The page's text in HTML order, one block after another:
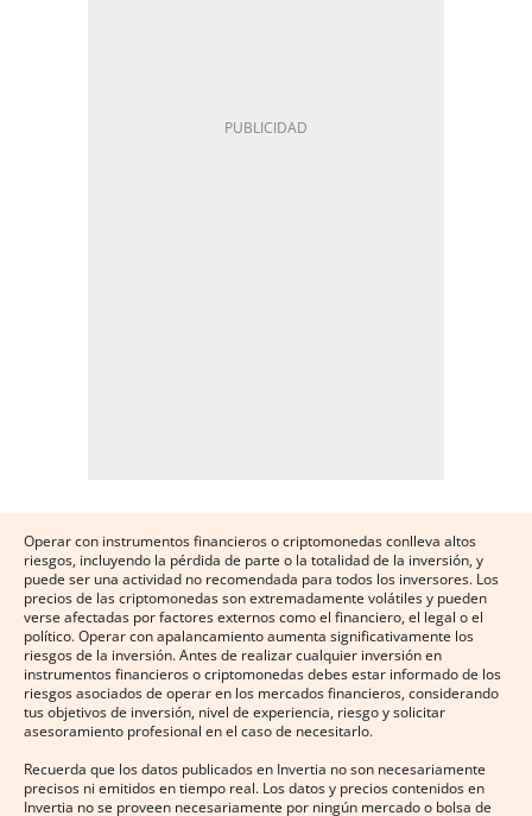
Operar con instrumentos financieros o criptomonedas conlleva altos
riesgos, incluyendo la pérdida de parte o la totalidad de la inversión, y
puede ser una actividad no recomendada para todos los inversores. Los
precios de las criptomonedas son extremadamente volátiles y pueden
verse afectadas por factores externos como el financiero, el legal o el
político. Operar con apalancamiento aumenta significativamente los
riesgos de la inversión. Antes de realizar cualquier inversión en
instrumentos financieros o criptomonedas debes estar informado de los
riesgos asociados de operar en los mercados financieros, considerando
tus objetivos de inversión, nivel de experiencia, riesgo y solicitar
asesoramiento profesional en el caso de necesitarlo.
Recuerda que los datos publicados en Invertia no son necesariamente
precisos ni emitidos en tiempo real. Los datos y precios contenidos en
Invertia no se proveen necesariamente por ningún mercado o bolsa de